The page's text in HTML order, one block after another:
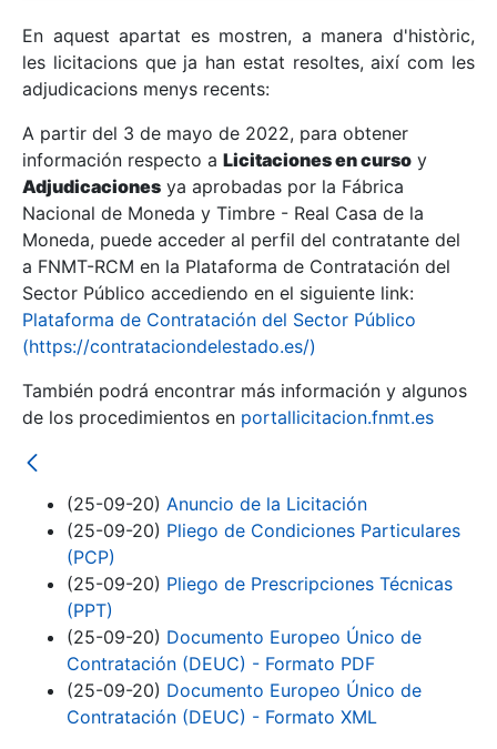
Mostra/Amaga
Mostra/Amaga
En aquest apartat es mostren, a manera d'històric,
les licitacions que ja han estat resoltes, així com les
adjudicacions menys recents:
A partir del 3 de mayo de 2022, para obtener
información respecto a Licitaciones en curso y
Adjudicaciones ya aprobadas por la Fábrica
Nacional de Moneda y Timbre - Real Casa de la
Moneda, puede acceder al perfil del contratante del
a FNMT-RCM en la Plataforma de Contratación del
Sector Público accediendo en el siguiente link:
Plataforma de Contratación del Sector Público
(https://contrataciondelestado.es/)
También podrá encontrar más información y algunos
de los procedimientos en portallicitacion.fnmt.es
(25-09-20) Anuncio de la Licitación
(25-09-20) Pliego de Condiciones Particulares
(PCP)
(25-09-20) Pliego de Prescripciones Técnicas
(PPT)
(25-09-20) Documento Europeo Único de
Contratación (DEUC) - Formato PDF
(25-09-20) Documento Europeo Único de
Contratación (DEUC) - Formato XML